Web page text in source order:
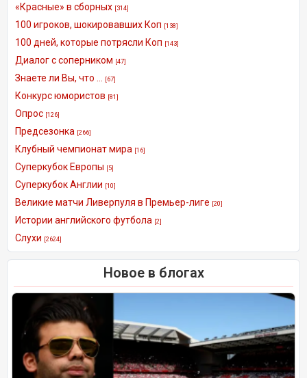
«Красные» в сборных [314]
100 игроков, шокировавших Коп [138]
100 дней, которые потрясли Коп [143]
Диалог с соперником [47]
Знаете ли Вы, что ... [67]
Конкурс юмористов [81]
Опрос [126]
Предсезонка [266]
Клубный чемпионат мира [16]
Суперкубок Европы [5]
Суперкубок Англии [10]
Великие матчи Ливерпуля в Премьер-лиге [20]
Истории английского футбола [2]
Слухи [2624]
Новое в блогах